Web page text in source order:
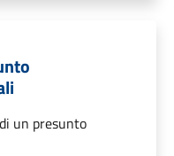
un presunto